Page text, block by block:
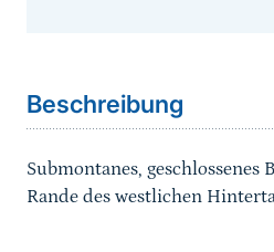
Beschreibung
Submontanes, geschlossenes
Rande des westlichen